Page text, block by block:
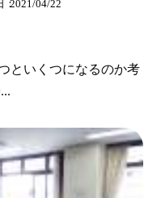
2021/04/22
といくつになるのか考